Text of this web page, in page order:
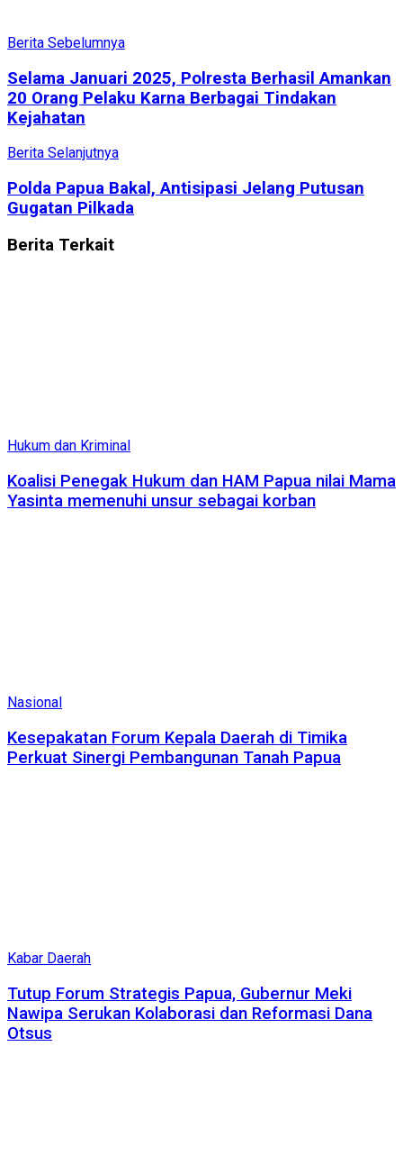
Berita Sebelumnya
Selama Januari 2025, Polresta Berhasil Amankan
20 Orang Pelaku Karna Berbagai Tindakan
Kejahatan
Berita Selanjutnya
Polda Papua Bakal, Antisipasi Jelang Putusan
Gugatan Pilkada
Berita Terkait
Hukum dan Kriminal
Koalisi Penegak Hukum dan HAM Papua nilai Mama
Yasinta memenuhi unsur sebagai korban
Nasional
Kesepakatan Forum Kepala Daerah di Timika
Perkuat Sinergi Pembangunan Tanah Papua
Kabar Daerah
Tutup Forum Strategis Papua, Gubernur Meki
Nawipa Serukan Kolaborasi dan Reformasi Dana
Otsus